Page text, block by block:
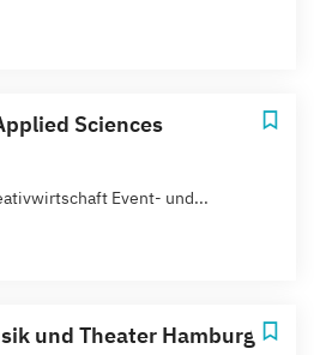
Sciences
Event- und...
und Theater Hamburg